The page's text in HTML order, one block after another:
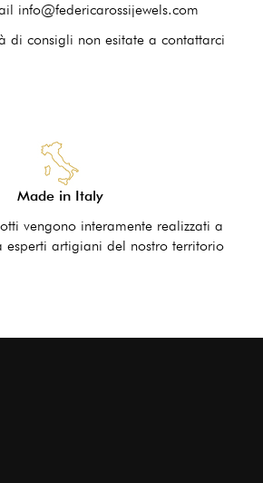
info@federicarossijewels.com
di consigli non esitate a contattarci
Made in Italy
vengono interamente realizzati a
artigiani del nostro territorio